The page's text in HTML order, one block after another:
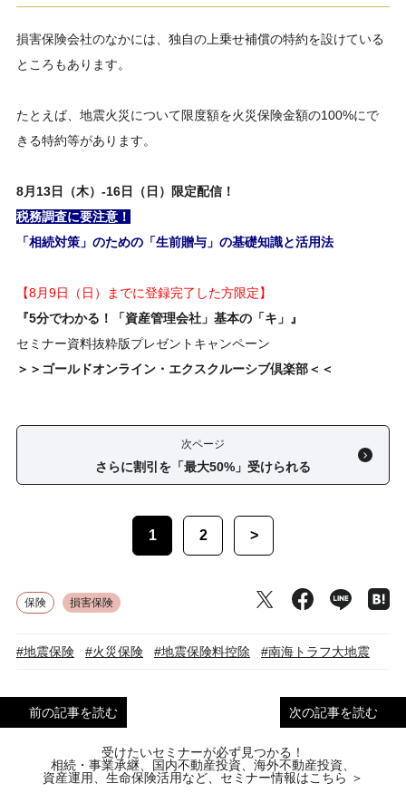
損害保険会社のなかには、独自の上乗せ補償の特約を設けている
ところもあります。
たとえば、地震火災について限度額を火災保険金額の100%にで
きる特約等があります。
8月 13日（木）-16日（日）
限定配信！
税務調査に要注意！
「相続対策」のための「生前贈与」の基礎知識と活用法
【8月9日（日）までに登録完了した方限定】
『5分でわかる！「資産管理会社」基本の「キ」』
セミナー資料抜粋版プレゼントキャンペーン
＞＞ゴールドオンライン・エクスクルーシブ倶楽部＜＜
次ページ
さらに割引を「最大50%」受けられる
1 2 >
保険 損害保険
#地震保険 #火災保険 #地震保険料控除 #南海トラフ大地震
前の記事を読む 次の記事を読む
受けたいセミナーが必ず見つかる！
相続・事業承継、国内不動産投資、海外不動産投資、
資産運用、生命保険活用など、セミナー情報はこちら ＞